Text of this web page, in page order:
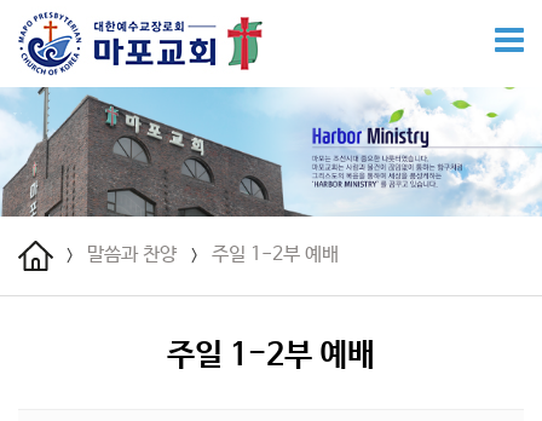
> 말씀과 찬양 > 주일 1-2부 예배
주일 1-2부 예배